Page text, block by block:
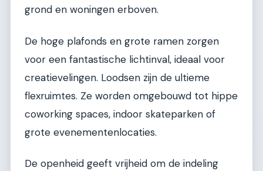
grond en woningen erboven.
De hoge plafonds en grote ramen zorgen
voor een fantastische lichtinval, ideaal voor
creatievelingen. Loodsen zijn de ultieme
flexruimtes. Ze worden omgebouwd tot hippe
coworking spaces, indoor skateparken of
grote evenementenlocaties.
De openheid geeft vrijheid om de indeling